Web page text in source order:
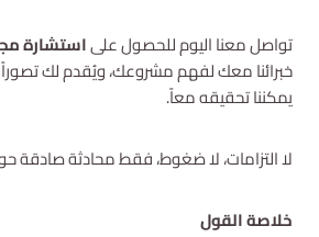
تواصل معنا اليوم للحصول علىاستشارة
خبرائنا معك لفهم مشروعك، ويُقدم لك تصوراً
يمكننا تحقيقه معاً.
لا التزامات، لا ضغوط، فقط محادثة صادقة
خلاصة القول